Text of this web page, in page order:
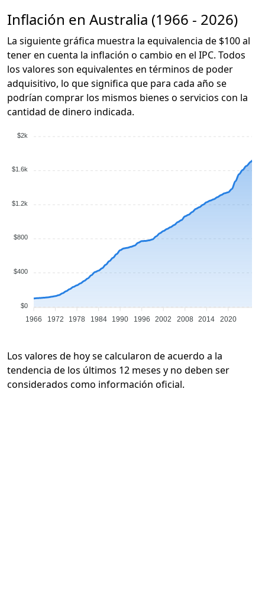
Inflación en Australia (1966 - 2026)
La siguiente gráfica muestra la equivalencia de $100 al
tener en cuenta la inflación o cambio en el IPC. Todos
los valores son equivalentes en términos de poder
adquisitivo, lo que significa que para cada año se
podrían comprar los mismos bienes o servicios con la
cantidad de dinero indicada.
$2k
$1.6k
$1.2k
$800
$400
$0
1966 1972 1978 1984 1990 1996 2002 2008 2014 2020
Los valores de hoy se calcularon de acuerdo a la
tendencia de los últimos 12 meses y no deben ser
considerados como información oficial.